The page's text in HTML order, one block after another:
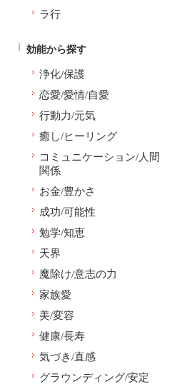
ラ行
効能から探す
浄化/保護
恋愛/愛情/自愛
行動力/元気
癒し/ヒーリング
コミュニケーション/人間
関係
お金/豊かさ
成功/可能性
勉学/知恵
天界
魔除け/意志の力
家族愛
美/変容
健康/長寿
気づき/直感
グラウンディング/安定